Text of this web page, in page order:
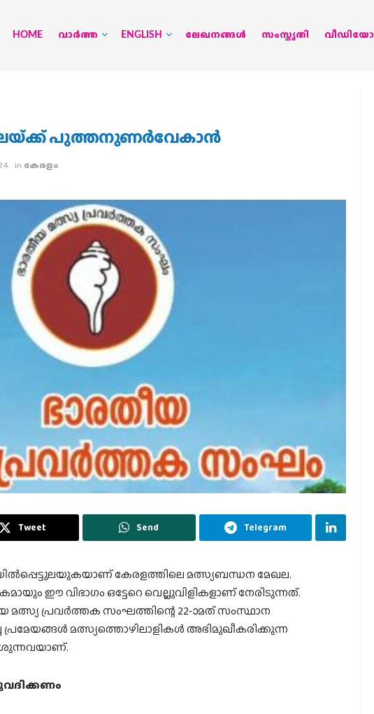
HOME വാര്‍ത്ത ENGLISH ലേഖനങ്ങള്‍ സംസ്കൃതി വീഡിയോ
പുത്തനുണര്‍വേകാന്‍
in കേരളം
Tweet Send Telegram
കേരളത്തിലെ മത്സ്യബന്ധന മേഖല.
ഈ വിഭാഗം ഒട്ടേറെ വെല്ലുവിളികളാണ് നേരിടുന്നത്.
പ്രവര്‍ത്തക സംഘത്തിന്റെ 22-ാമത് സംസ്ഥാന
പ്രമേയങ്ങള്‍ മത്സ്യത്തൊഴിലാളികള്‍ അഭിമുഖീകരിക്കുന്ന